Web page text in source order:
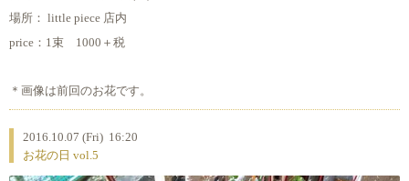
場所： little piece 店内
price：1束 1000＋税
＊画像は前回のお花です。
2016.10.07 (Fri) 16:20
お花の日 vol.5